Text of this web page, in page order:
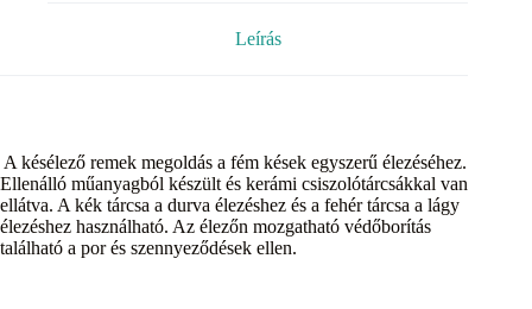
Leírás
A késélező remek megoldás a fém kések egyszerű élezéséhez.
Ellenálló műanyagból készült és kerámi csiszolótárcsákkal van
ellátva. A kék tárcsa a durva élezéshez és a fehér tárcsa a lágy
élezéshez használható. Az élezőn mozgatható védőborítás
található a por és szennyeződések ellen.